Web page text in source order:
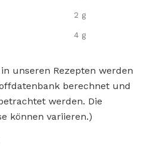
2 g
4 g
unseren Rezepten werden
berechnet und
werden. Die
können variieren.)